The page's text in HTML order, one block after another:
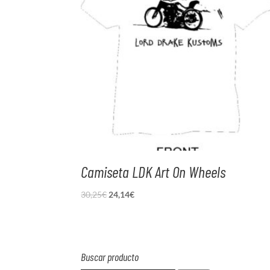
Camiseta LDK Art On Wheels
30,25€ El
24,14€El
Buscar producto